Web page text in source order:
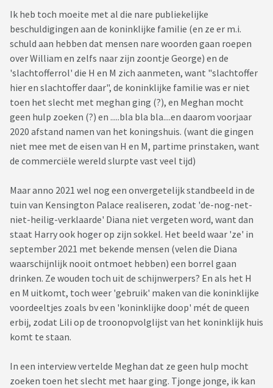
Ik heb toch moeite met al die nare publiekelijke
beschuldigingen aan de koninklijke familie (en ze er m.i.
schuld aan hebben dat mensen nare woorden gaan roepen
over William en zelfs naar zijn zoontje George) en de
'slachtofferrol' die H en M zich aanmeten, want "slachtoffer
hier en slachtoffer daar", de koninklijke familie was er niet
toen het slecht met meghan ging (?), en Meghan mocht
geen hulp zoeken (?) en .....bla bla bla....en daarom voorjaar
2020 afstand namen van het koningshuis. (want die gingen
niet mee met de eisen van H en M, partime prinstaken, want
de commerciële wereld slurpte vast veel tijd)
Maar anno 2021 wel nog een onvergetelijk standbeeld in de
tuin van Kensington Palace realiseren, zodat 'de-nog-net-
niet-heilig-verklaarde' Diana niet vergeten word, want dan
staat Harry ook hoger op zijn sokkel. Het beeld waar 'ze' in
september 2021 met bekende mensen (velen die Diana
waarschijnlijk nooit ontmoet hebben) een borrel gaan
drinken. Ze wouden toch uit de schijnwerpers? En als het H
en M uitkomt, toch weer 'gebruik' maken van die koninklijke
voordeeltjes zoals bv een 'koninklijke doop' mét de queen
erbij, zodat Lili op de troonopvolglijst van het koninklijk huis
komt te staan.
In een interview vertelde Meghan dat ze geen hulp mocht
zoeken toen het slecht met haar ging. Tjonge jonge, ik kan